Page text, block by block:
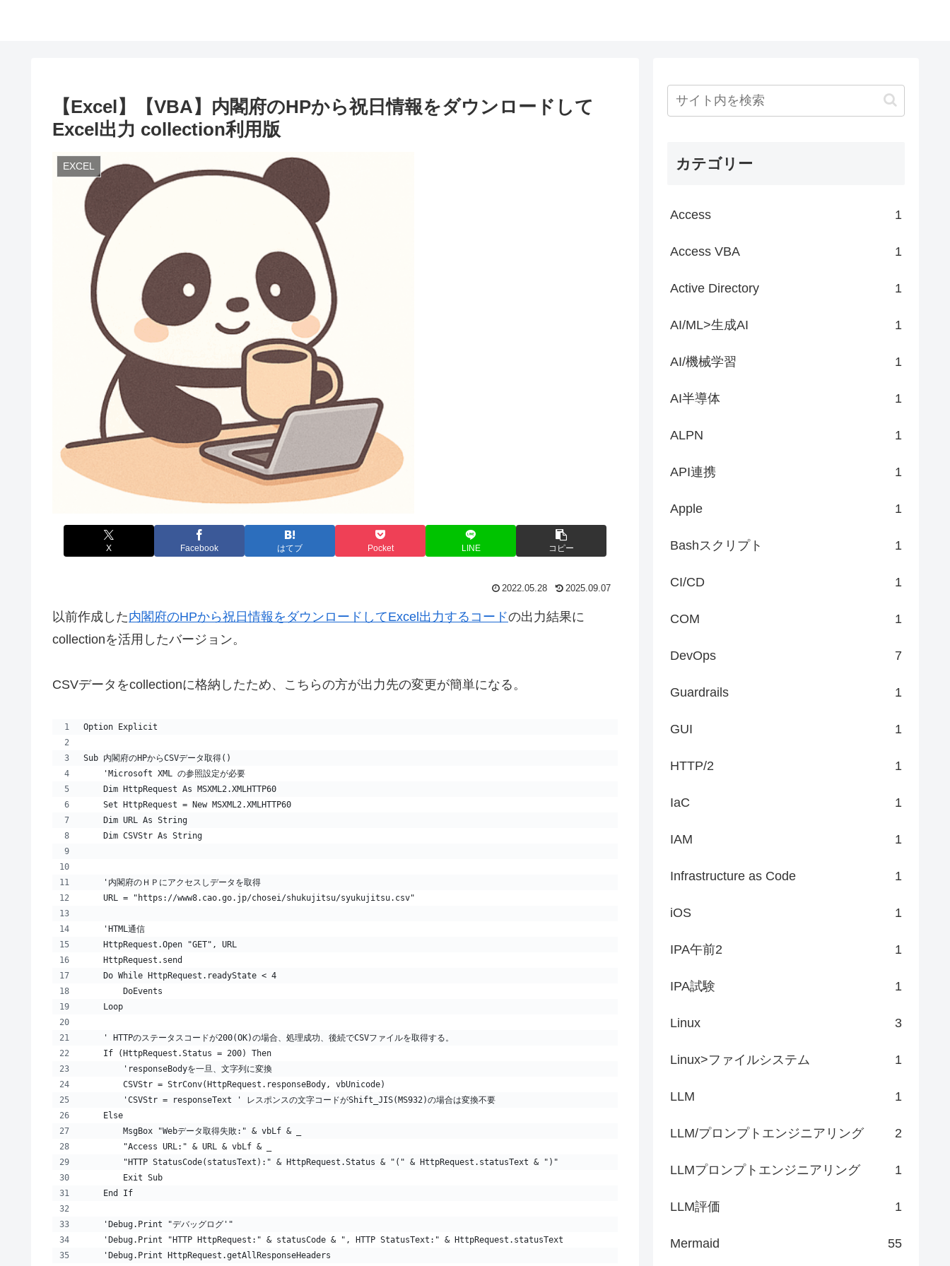
【Excel】【VBA】内閣府のHPから祝日情報をダウンロードして
Excel出力 collection利用版
EXCEL
X Facebook はてブ Pocket LINE コピー
2022.05.28 2025.09.07
以前作成した内閣府のHPから祝日情報をダウンロードしてExcel出力するコードの出力結果に
collectionを活用したバージョン。
CSVデータをcollectionに格納したため、こちらの方が出力先の変更が簡単になる。
Option Explicit
Sub 内閣府のHPからCSVデータ取得()
    'Microsoft XML の参照設定が必要
    Dim HttpRequest As MSXML2.XMLHTTP60
    Set HttpRequest = New MSXML2.XMLHTTP60
    Dim URL As String
    Dim CSVStr As String
    '内閣府のＨＰにアクセスしデータを取得
    URL = "https://www8.cao.go.jp/chosei/shukujitsu/syukujitsu.csv"
    'HTML通信
    HttpRequest.Open "GET", URL
    HttpRequest.send
    Do While HttpRequest.readyState < 4
        DoEvents
    Loop
    ' HTTPのステータスコードが200(OK)の場合、処理成功、後続でCSVファイルを取得する。
    If (HttpRequest.Status = 200) Then
        'responseBodyを一旦、文字列に変換
        CSVStr = StrConv(HttpRequest.responseBody, vbUnicode)
        'CSVStr = responseText ' レスポンスの文字コードがShift_JIS(MS932)の場合は変換不要
    Else
        MsgBox "Webデータ取得失敗:" & vbLf & _
        "Access URL:" & URL & vbLf & _
        "HTTP StatusCode(statusText):" & HttpRequest.Status & "(" & HttpRequest.statusText & ")"
        Exit Sub
    End If
    'Debug.Print "デバッグログ'"
    'Debug.Print "HTTP HttpRequest:" & statusCode & ", HTTP StatusText:" & HttpRequest.statusText
    'Debug.Print HttpRequest.getAllResponseHeaders
カテゴリー
Access 1
Access VBA 1
Active Directory 1
AI/ML>生成AI 1
AI/機械学習 1
AI半導体 1
ALPN 1
API連携 1
Apple 1
Bashスクリプト 1
CI/CD 1
COM 1
DevOps 7
Guardrails 1
GUI 1
HTTP/2 1
IaC 1
IAM 1
Infrastructure as Code 1
iOS 1
IPA午前2 1
IPA試験 1
Linux 3
Linux>ファイルシステム 1
LLM 1
LLM/プロンプトエンジニアリング 2
LLMプロンプトエンジニアリング 1
LLM評価 1
Mermaid 55